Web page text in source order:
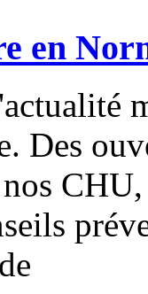
en
Des